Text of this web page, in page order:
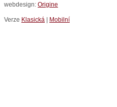
webdesign: Origine
Verze Klasická | Mobilní